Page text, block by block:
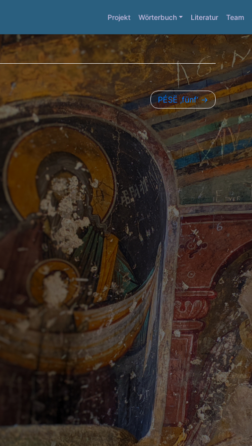
Projekt Wörterbuch Literatur Team
PÉSË ‚fünf‘